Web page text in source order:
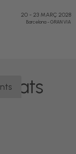
20 - 23 MARÇ 2028
Barcelona-GRAN VIA